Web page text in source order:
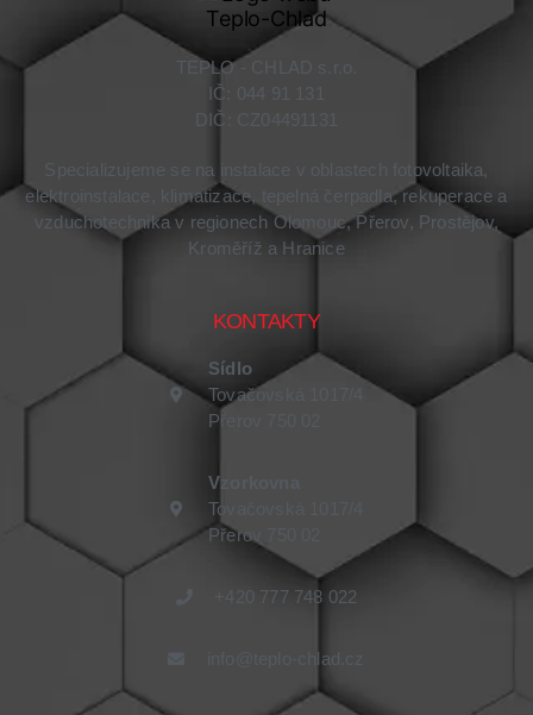
TEPLO - CHLAD s.r.o.
IČ: 044 91 131
DIČ: CZ04491131
Specializujeme se na instalace v oblastech fotovoltaika,
elektroinstalace, klimatizace, tepelná čerpadla, rekuperace a
vzduchotechnika v regionech Olomouc, Přerov, Prostějov,
Kroměříž a Hranice
KONTAKTY
Sídlo
Tovačovská 1017/4
Přerov 750 02
Vzorkovna
Tovačovská 1017/4
Přerov 750 02
+420 777 748 022
info@teplo-chlad.cz